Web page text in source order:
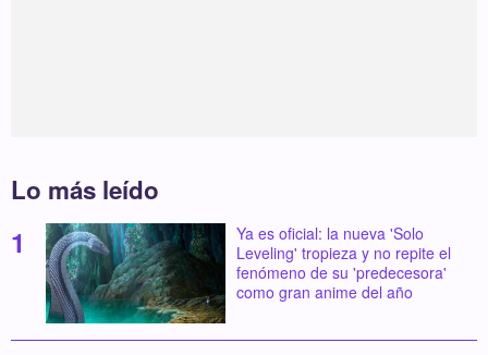
Lo más leído
Ya es oficial: la nueva 'Solo
Leveling' tropieza y no repite el
fenómeno de su 'predecesora'
como gran anime del año